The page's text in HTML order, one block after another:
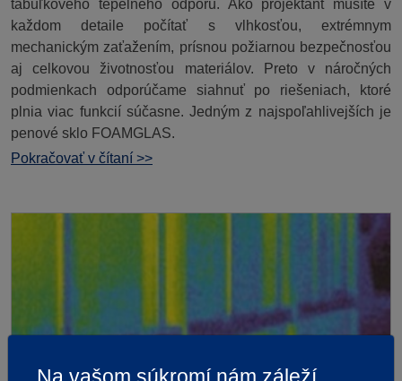
tabuľkového tepelného odporu. Ako projektant musíte v
každom detaile počítať s vlhkosťou, extrémnym
mechanickým zaťažením, prísnou požiarnou bezpečnosťou
aj celkovou životnosťou materiálov. Preto v náročných
podmienkach odporúčame siahnuť po riešeniach, ktoré
plnia viac funkcií súčasne. Jedným z najspoľahlivejších je
penové sklo FOAMGLAS.
Pokračovať v čítaní >>